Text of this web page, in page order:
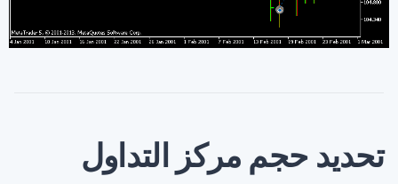
تحديد حجم مركز التداول